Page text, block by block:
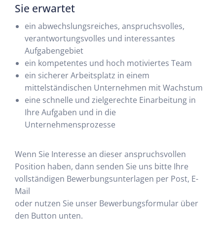
Sie erwartet
ein abwechslungsreiches, anspruchsvolles,
verantwortungsvolles und interessantes
Aufgabengebiet
ein kompetentes und hoch motiviertes Team
ein sicherer Arbeitsplatz in einem
mittelständischen Unternehmen mit Wachstum
eine schnelle und zielgerechte Einarbeitung in
Ihre Aufgaben und in die
Unternehmensprozesse
Wenn Sie Interesse an dieser anspruchsvollen
Position haben, dann senden Sie uns bitte Ihre
vollständigen Bewerbungsunterlagen per Post, E-
Mail
oder nutzen Sie unser Bewerbungsformular über
den Button unten.